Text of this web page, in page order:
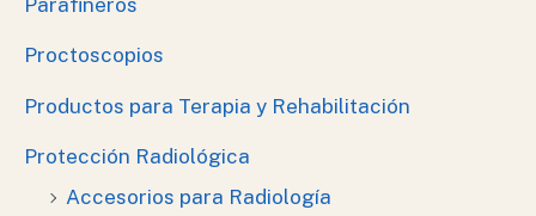
Parafineros
Proctoscopios
Productos para Terapia y Rehabilitación
Protección Radiológica
Accesorios para Radiología